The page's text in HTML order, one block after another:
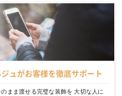
ュがお客様を徹底サポート
まま渡せる完璧な装飾を 大切な人に